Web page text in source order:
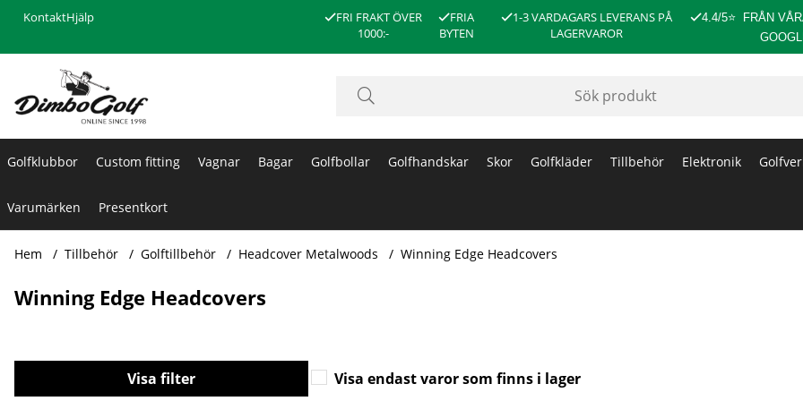
KontaktHjälp
FRI FRAKT ÖVER
1000:-
FRIA
BYTEN
1-3 VARDAGARS LEVERANS PÅ
LAGERVAROR
4.4/5⭐
FRÅN
Golfklubbor Custom fitting Vagnar Bagar Golfbollar Golfhandskar Skor Golfkläder Tillbehör Elektronik
Varumärken Presentkort
Hem Tillbehör Golftillbehör Headcover Metalwoods Winning Edge Headcovers
Winning Edge Headcovers
Filtrera Visa endast varor som finns i lager